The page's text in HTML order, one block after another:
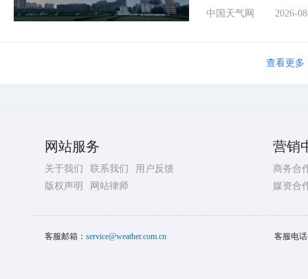
中国天气网 2026-
查看更多
网站服务
关于我们 联系我们
用户反馈
版权声明
网站律师
营销
商务合
媒资合
客服邮箱： service@weather.com.cn 客服电